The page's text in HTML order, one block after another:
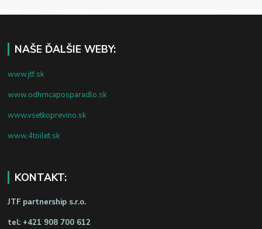
NAŠE ĎALŠIE WEBY:
www.jtf.sk
www.odhrncaposparadlo.sk
www.vsetkoprevino.sk
www.4toilet.sk
KONTAKT:
JTF partnership s.r.o.
tel: +421 908 700 612